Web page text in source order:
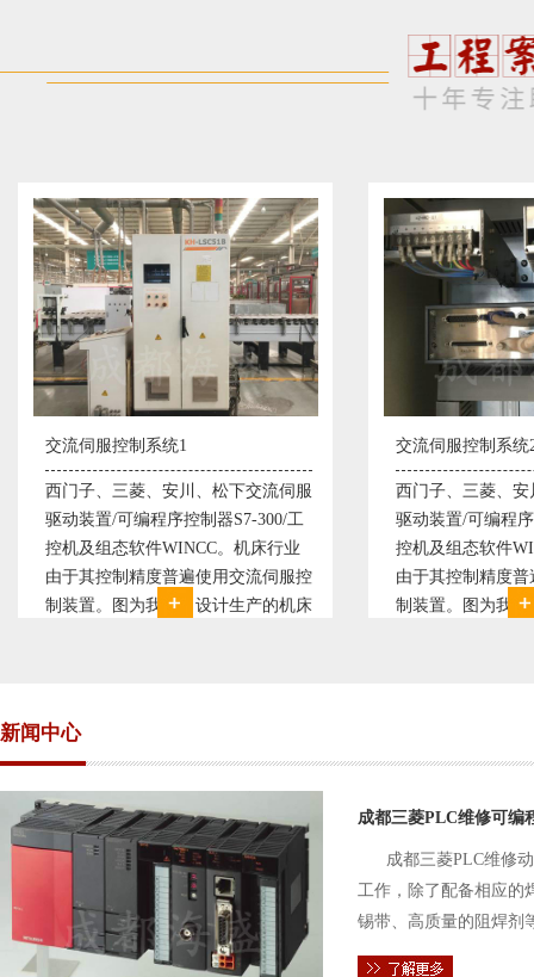
系统1
、安川、松下交流伺服
程序控制器S7-300/工
件WINCC。机床行业
度普遍使用交流伺服控
我公司设计生产的机床
交流伺服控制系统2
西门子、三菱、安川、松下交流伺服
驱动装置/可编程序控制器S7-300/工
控机及组态软件WINCC。机床行业
由于其控制精度普遍使用交流伺服控
制装置。图为我公司设计生产的机床
新闻中心
成都三菱PLC维修可编
成都三菱PLC维修
工作，除了配备相应的
锡带、高质量的阻焊剂
件的电路及通信电缆。